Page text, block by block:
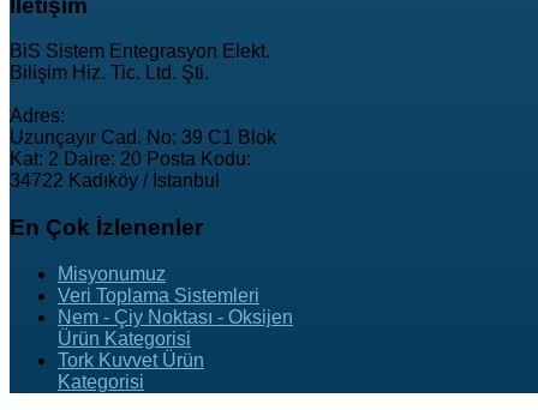
BiS Sistem Entegrasyon Elekt.
Bilişim Hiz. Tic. Ltd. Şti.
Adres:
Uzunçayır Cad. No: 39 C1 Blok
Kat: 2 Daire: 20 Posta Kodu:
34722 Kadıköy / İstanbul
En Çok İzlenenler
Misyonumuz
Veri Toplama Sistemleri
Nem - Çiy Noktası - Oksijen
Ürün Kategorisi
Tork Kuvvet Ürün
Kategorisi